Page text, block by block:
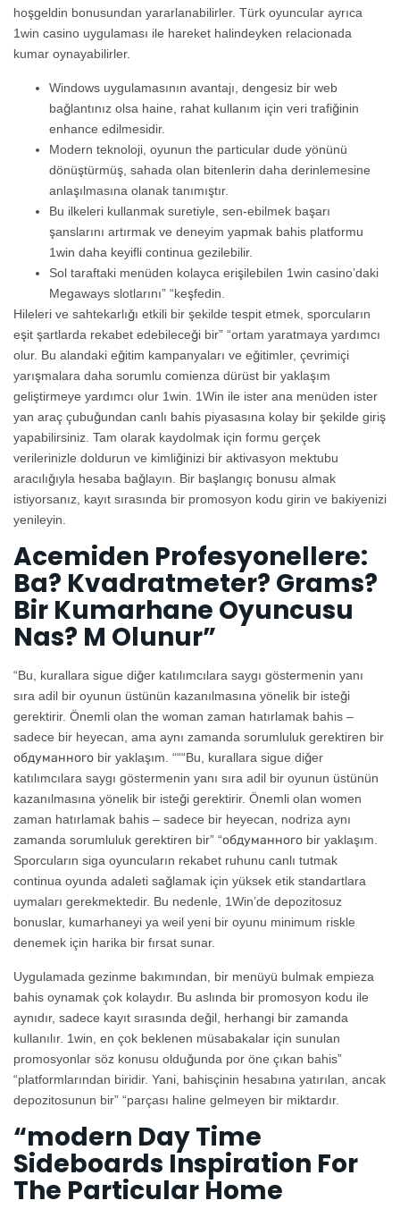
hoşgeldin bonusundan yararlanabilirler. Türk oyuncular ayrıca
1win casino uygulaması ile hareket halindeyken relacionada
kumar oynayabilirler.
Windows uygulamasının avantajı, dengesiz bir web
bağlantınız olsa haine, rahat kullanım için veri trafiğinin
enhance edilmesidir.
Modern teknoloji, oyunun the particular dude yönünü
dönüştürmüş, sahada olan bitenlerin daha derinlemesine
anlaşılmasına olanak tanımıştır.
Bu ilkeleri kullanmak suretiyle, sen-ebilmek başarı
şanslarını artırmak ve deneyim yapmak bahis platformu
1win daha keyifli continua gezilebilir.
Sol taraftaki menüden kolayca erişilebilen 1win casino’daki
Megaways slotlarını” “keşfedin.
Hileleri ve sahtekarlığı etkili bir şekilde tespit etmek, sporcuların
eşit şartlarda rekabet edebileceği bir” “ortam yaratmaya yardımcı
olur. Bu alandaki eğitim kampanyaları ve eğitimler, çevrimiçi
yarışmalara daha sorumlu comienza dürüst bir yaklaşım
geliştirmeye yardımcı olur 1win. 1Win ile ister ana menüden ister
yan araç çubuğundan canlı bahis piyasasına kolay bir şekilde giriş
yapabilirsiniz. Tam olarak kaydolmak için formu gerçek
verilerinizle doldurun ve kimliğinizi bir aktivasyon mektubu
aracılığıyla hesaba bağlayın. Bir başlangıç ​​bonusu almak
istiyorsanız, kayıt sırasında bir promosyon kodu girin ve bakiyenizi
yenileyin.
Acemiden Profesyonellere:
Ba? Kvadratmeter? Grams?
Bir Kumarhane Oyuncusu
Nas? M Olunur”
“Bu, kurallara sigue diğer katılımcılara saygı göstermenin yanı
sıra adil bir oyunun üstünün kazanılmasına yönelik bir isteği
gerektirir. Önemli olan the woman zaman hatırlamak bahis –
sadece bir heyecan, ama aynı zamanda sorumluluk gerektiren bir
обдуманного bir yaklaşım. “““Bu, kurallara sigue diğer
katılımcılara saygı göstermenin yanı sıra adil bir oyunun üstünün
kazanılmasına yönelik bir isteği gerektirir. Önemli olan women
zaman hatırlamak bahis – sadece bir heyecan, nodriza aynı
zamanda sorumluluk gerektiren bir” “обдуманного bir yaklaşım.
Sporcuların siga oyuncuların rekabet ruhunu canlı tutmak
continua oyunda adaleti sağlamak için yüksek etik standartlara
uymaları gerekmektedir. Bu nedenle, 1Win’de depozitosuz
bonuslar, kumarhaneyi ya weil yeni bir oyunu minimum riskle
denemek için harika bir fırsat sunar.
Uygulamada gezinme bakımından, bir menüyü bulmak empieza
bahis oynamak çok kolaydır. Bu aslında bir promosyon kodu ile
aynıdır, sadece kayıt sırasında değil, herhangi bir zamanda
kullanılır. 1win, en çok beklenen müsabakalar için sunulan
promosyonlar söz konusu olduğunda por öne çıkan bahis”
“platformlarından biridir. Yani, bahisçinin hesabına yatırılan, ancak
depozitosunun bir” “parçası haline gelmeyen bir miktardır.
“modern Day Time
Sideboards Inspiration For
The Particular Home